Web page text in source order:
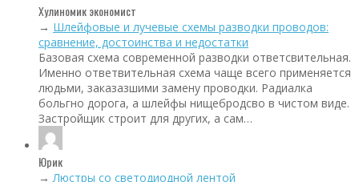
Хулиномик экономист
→ Шлейфовые и лучевые схемы разводки проводов:
сравнение, достоинства и недостатки
Базовая схема современной разводки ответсвительная.
Именно ответвительная схема чаще всего применяется
людьми, заказазшими замену проводки. Радиалка
больгно дорога, а шлейфы нищебродсво в чистом виде.
Застройщик строит для других, а сам…
Юрик
→ Люстры со светодиодной лентой